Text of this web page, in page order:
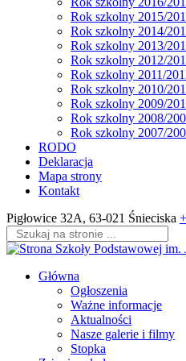
Rok szkolny 2015/
Rok szkolny 2014/
Rok szkolny 2013/
Rok szkolny 2012/
Rok szkolny 2011/
Rok szkolny 2010/
Rok szkolny 2009/
Rok szkolny 2008/
Rok szkolny 2007/
RODO
Deklaracja
Mapa strony
Kontakt
Skip
content
Enter)
Pigłowice 32A, 63-021 Śnieciska
Główna
Ogłoszenia
Ważne informacje
Aktualności
Nasze galerie i filmy
Stopka